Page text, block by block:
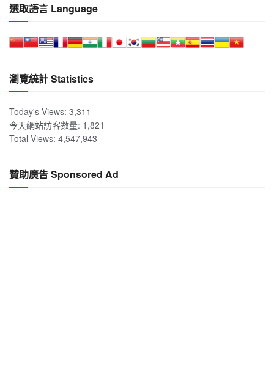
選取語言 Language
瀏覽統計 Statistics
Today's Views: 3,311
今天網站訪客數量: 1,821
Total Views: 4,547,943
贊助廣告 Sponsored Ad